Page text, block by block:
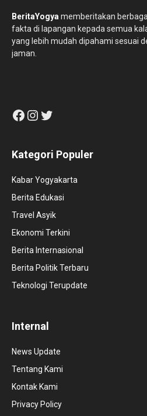
BeritaYogyamemberitakan
fakta di lapangan kepada semua
yang lebih mudah dipahami sesuai
jaman.
Facebook
Instagram
Twitter
Kategori Populer
Kabar Yogyakarta
Berita Edukasi
Travel Asyik
Ekonomi Terkini
Berita Internasional
Berita Politik Terbaru
Teknologi Terupdate
Internal
News Update
Tentang Kami
Kontak Kami
Privacy Policy